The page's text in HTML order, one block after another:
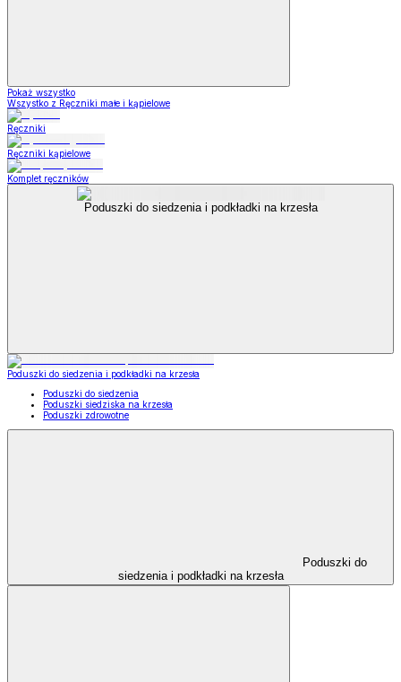
Pokaż wszystko
Wszystko z Ręczniki małe i kąpielowe
Ręczniki
Ręczniki kąpielowe
Komplet ręczników
Poduszki do siedzenia i podkładki na krzesła
Poduszki do siedzenia i podkładki na krzesła
Poduszki do siedzenia
Poduszki siedziska na krzesła
Poduszki zdrowotne
Poduszki do
siedzenia i podkładki na krzesła